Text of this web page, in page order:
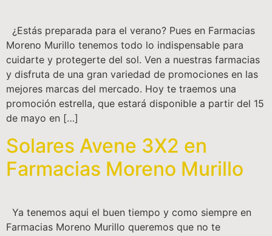
¿Estás preparada para el verano? Pues en Farmacias
Moreno Murillo tenemos todo lo indispensable para
cuidarte y protegerte del sol. Ven a nuestras farmacias
y disfruta de una gran variedad de promociones en las
mejores marcas del mercado. Hoy te traemos una
promoción estrella, que estará disponible a partir del 15
de mayo en […]
Solares Avene 3X2 en
Farmacias Moreno Murillo
Ya tenemos aqui el buen tiempo y como siempre en
Farmacias Moreno Murillo queremos que no te